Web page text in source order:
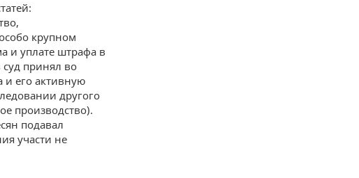
крупном
и уплате штрафа в
суд принял во
и его активную
другого
производство).
подавал
участи не